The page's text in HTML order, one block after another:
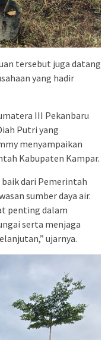
tersebut juga datang
yang hadir
III Pekanbaru
Putri yang
menyampaikan
Kabupaten Kampar.
dari Pemerintah
sumber daya air.
penting dalam
serta menjaga
ujarnya.